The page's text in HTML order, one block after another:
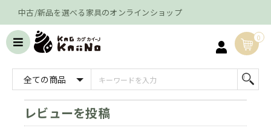
中古/新品を選べる家具のオンラインショップ
0
レビューを投稿